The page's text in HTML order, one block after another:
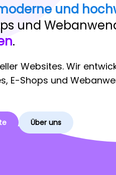
und
und
.
Websites. Wir
E-Shops und
Über uns